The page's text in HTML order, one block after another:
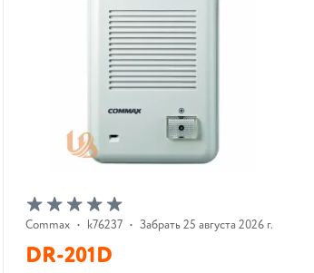
Commax • k76237 • Забрать 25 августа 2026 г.
DR-201D